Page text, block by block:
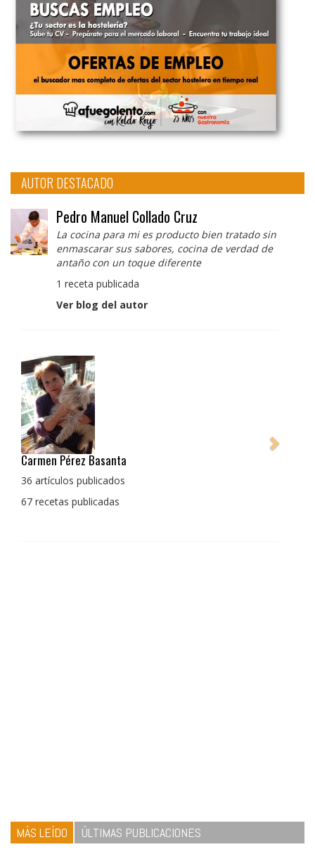
AUTOR DESTACADO
Pedro Manuel Collado Cruz
La cocina para mi es producto bien tratado sin
enmascarar sus sabores, cocina de verdad de
antaño con un toque diferente
1 receta publicada
Ver blog del autor
Pedro Manuel Collado Cruz
La cocina para mi es producto bien tratado sin
con un toque diferente